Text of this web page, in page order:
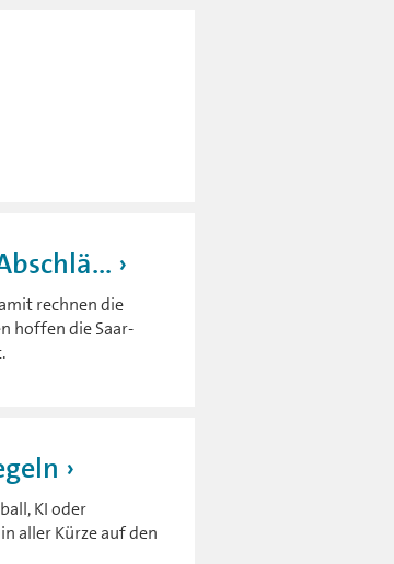
rechnen die
hoffen die Saar-
KI oder
aller Kürze auf den